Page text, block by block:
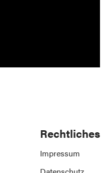
Rechtliches
Impressum